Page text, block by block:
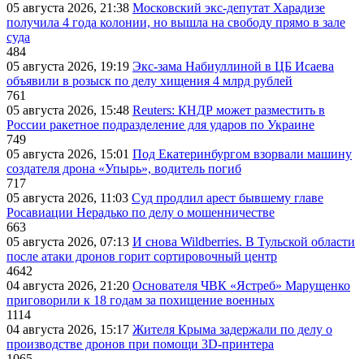
05 августа 2026, 21:38 Московский экс-депутат Харадизе
получила 4 года колонии, но вышла на свободу прямо в зале
суда
484
05 августа 2026, 19:19 Экс-зама Набиуллиной в ЦБ Исаева
объявили в розыск по делу хищения 4 млрд рублей
761
05 августа 2026, 15:48 Reuters: КНДР может разместить в
России ракетное подразделение для ударов по Украине
749
05 августа 2026, 15:01 Под Екатеринбургом взорвали машину
создателя дрона «Упырь», водитель погиб
717
05 августа 2026, 11:03 Суд продлил арест бывшему главе
Росавиации Нерадько по делу о мошенничестве
663
05 августа 2026, 07:13 И снова Wildberries. В Тульской области
после атаки дронов горит сортировочный центр
4642
04 августа 2026, 21:20 Основателя ЧВК «Ястреб» Марущенко
приговорили к 18 годам за похищение военных
1114
04 августа 2026, 15:17 Жителя Крыма задержали по делу о
производстве дронов при помощи 3D‑принтера